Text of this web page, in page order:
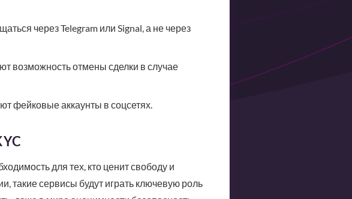
через Telegram или Signal, а не через
возможность отмены сделки в случае
фейковые аккаунты в соцсетях.
для тех, кто ценит свободу и
такие сервисы будут играть ключевую роль